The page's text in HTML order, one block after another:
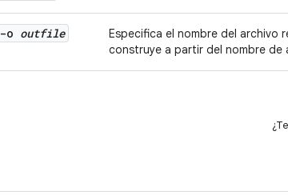
-o outfile Especifica el nombre del archivo
construye a partir del nombre